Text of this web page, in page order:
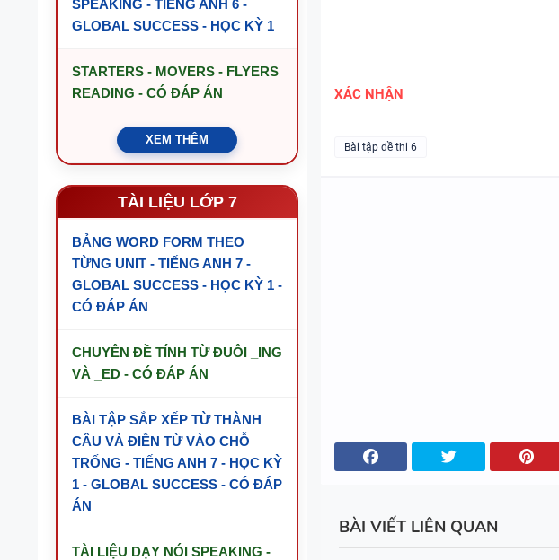
SPEAKING - TIẾNG ANH 6 -
GLOBAL SUCCESS - HỌC KỲ 1
STARTERS - MOVERS - FLYERS
READING - CÓ ĐÁP ÁN
XEM THÊM
TÀI LIỆU LỚP 7
BẢNG WORD FORM THEO
TỪNG UNIT - TIẾNG ANH 7 -
GLOBAL SUCCESS - HỌC KỲ 1 -
CÓ ĐÁP ÁN
CHUYÊN ĐỀ TÍNH TỪ ĐUÔI _ING
VÀ _ED - CÓ ĐÁP ÁN
BÀI TẬP SẮP XẾP TỪ THÀNH
CÂU VÀ ĐIỀN TỪ VÀO CHỖ
TRỐNG - TIẾNG ANH 7 - HỌC KỲ
1 - GLOBAL SUCCESS - CÓ ĐÁP
ÁN
TÀI LIỆU DẠY NÓI SPEAKING -
XÁC NHẬN
Bài tập đề thi 6
BÀI VIẾT LIÊN QUAN